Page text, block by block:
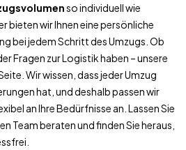
so individuell wie
bieten wir Ihnen eine persönliche
bei jedem Schritt des Umzugs. Ob
Fragen zur Logistik haben – unsere
Wir wissen, dass jeder Umzug
hat, und deshalb passen wir
an Ihre Bedürfnisse an. Lassen Sie
Team beraten und finden Sie heraus,